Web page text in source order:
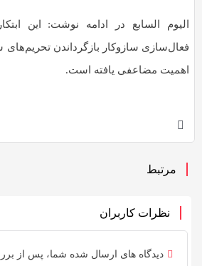
الیوم السابع در ادامه نوشت: این
فعال‌سازی سازوکار بازگرداندن تحریم‌های
اهمیت مضاعفی یافته است.
مرتبط
نظرات کاربران
دیدگاه های ارسال شده شما، پس از